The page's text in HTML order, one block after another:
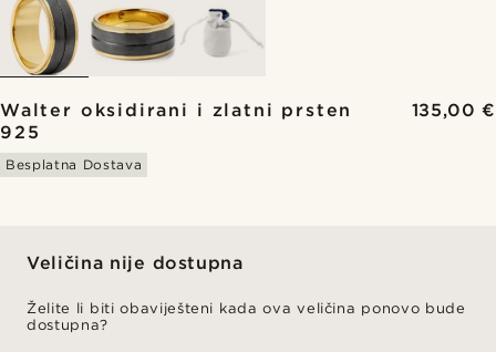
Walter oksidirani i zlatni prsten
925
135,00 €
Besplatna Dostava
Veličina nije dostupna
Želite li biti obaviješteni kada ova veličina ponovo bude
dostupna?